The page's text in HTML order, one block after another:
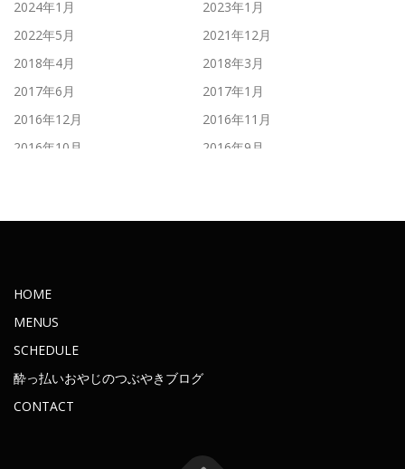
2024年1月
2023年1月
2022年5月
2021年12月
2018年4月
2018年3月
2017年6月
2017年1月
2016年12月
2016年11月
2016年10月
2016年9月
2015年11月
2015年9月
2015年7月
2015年5月
2015年4月
2015年3月
2014年10月
HOME
MENUS
SCHEDULE
酔っ払いおやじのつぶやきブログ
CONTACT